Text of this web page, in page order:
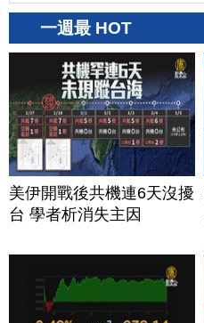
一週最 HOT
美伊開戰後共機連6天沒擾
台 學者析消失主因